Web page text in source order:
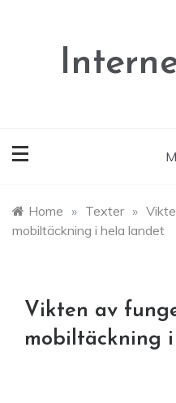
Home » Texter »
mobiltäckning i hela landet
Vikten av
mobiltäckning